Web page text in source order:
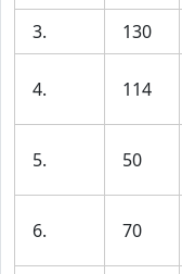
3.
130
4. 114
5. 50
6. 70